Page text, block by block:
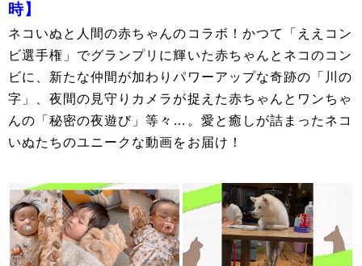
時】
ネコいぬと人間の赤ちゃんのコラボ！かつて「ええコン
ビ選手権」でグランプリに輝いた赤ちゃんとネコのコン
ビに、新たな仲間が加わりパワーアップな奇跡の「川の
字」、夜間の見守りカメラが捉えた赤ちゃんとワンちゃ
んの「秘密の夜遊び」等々…。愛と癒しが詰まったネコ
いぬたちのユニークな動画をお届け！